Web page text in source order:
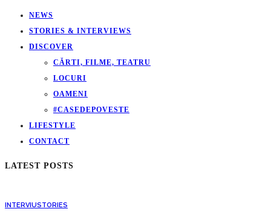
NEWS
STORIES & INTERVIEWS
DISCOVER
CĂRTI, FILME, TEATRU
LOCURI
OAMENI
#CASEDEPOVESTE
LIFESTYLE
CONTACT
LATEST POSTS
INTERVIUSTORIES